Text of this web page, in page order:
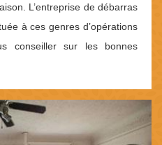
L’entreprise de débarras
à ces genres d’opérations
conseiller sur les bonnes